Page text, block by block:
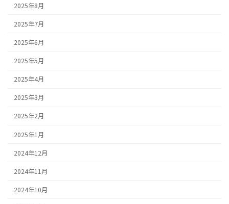
2025年8月
2025年7月
2025年6月
2025年5月
2025年4月
2025年3月
2025年2月
2025年1月
2024年12月
2024年11月
2024年10月